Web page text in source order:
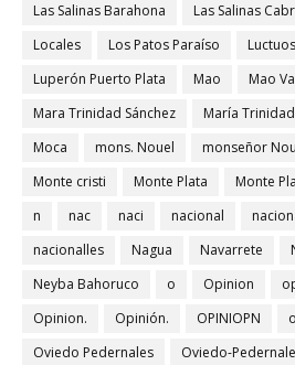
Las Salinas Barahona
Las Salinas
Locales
Los Patos Paraíso
Luperón Puerto Plata
Mao
Mao
Mara Trinidad Sánchez
María
Moca
mons. Nouel monseñor
Monte cristi
Monte Plata Monte
n
nac naci nacional
nacionalles
Nagua Navarrete
Neyba Bahoruco
o Opinion
Opinion.
Opinión. OPINIOPN
Oviedo Pedernales
Oviedo-